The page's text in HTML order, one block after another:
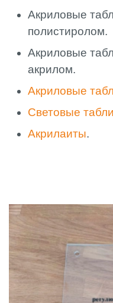
Акриловые
полистиролом.
Акриловые
акрилом.
Акриловые
Световые
Акрилаиты.